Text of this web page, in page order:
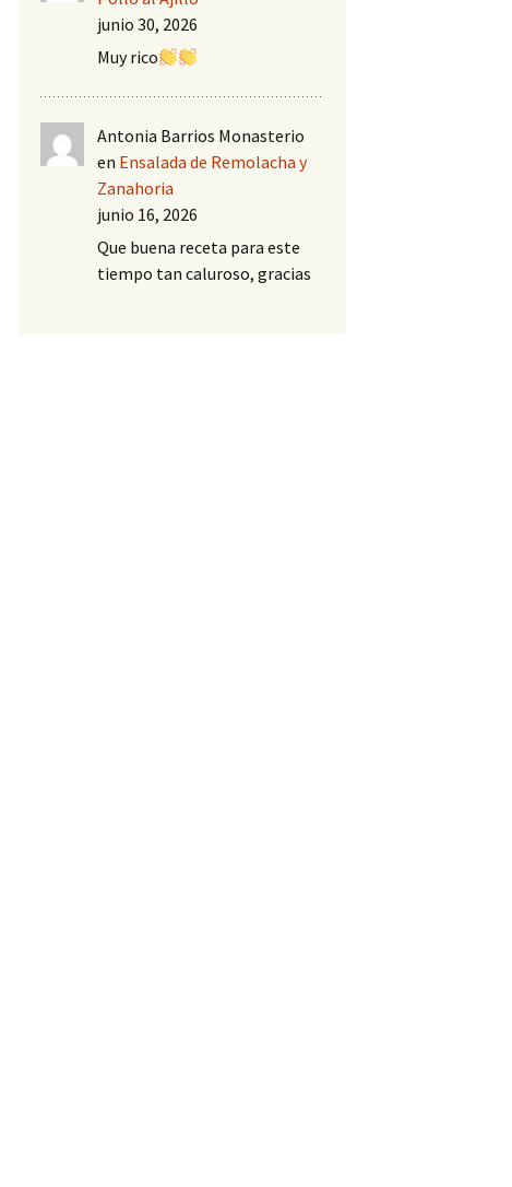
junio 30, 2026
Muy rico
Antonia Barrios Monasterio
en Ensalada de Remolacha y
Zanahoria
junio 16, 2026
Que buena receta para este
tiempo tan caluroso, gracias